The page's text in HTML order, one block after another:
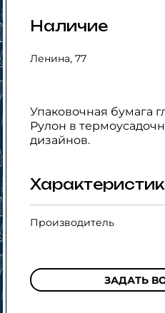
Наличие
Ленина, 77
Упаковочная бумага
Рулон в
дизайнов.
Производитель
ЗАДАТЬ